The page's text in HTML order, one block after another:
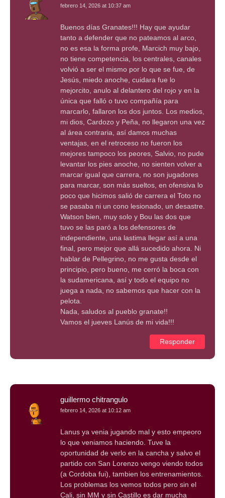
febrero 14, 2026 at 10:37 am
Buenos días Granates!!! Hay que ayudar
tanto a defender que no pateamos al arco,
no es esa la forma profe, Marcich muy bajo,
no tiene competencia, los centrales, canales
volvió a ser el mismo por lo que se fue, de
Jesús, miedo anoche, cuidara fue lo
mejorcito, anulo al delantero del rojo y en la
única que falló o tuvo compañía para
marcarlo, fallaron los dos juntos. Los medios,
mi dios, Cardozo y Peña, no llegaron una vez
al área contraria, así damos muchas
ventajas, en el retroceso no fueron los
mejores tampoco los peores, Salvio, no pude
levantar los pies anoche, no sienten volver a
marcar igual que carrera, no son jugadores
para marcar, son más sueltos, en ofensiva lo
poco que hicimos salió de carrera el Toto no
se pasaba ni un cono lesionado, un desastre.
Watson bien, muy solo y Bou las dos que
tuvo se las paró a los defensores de
independiente, una lastima llegar así a una
final, pero mejor que allá sucedido ahora. Ni
hablar de Pellegrino, no me gusta desde el
principio, pero bueno, me cerró la boca con
la sudamericana, así y todo el equipo no
juega a nada, no sabemos que hacer con la
pelota.
Nada, saludos al pueblo granate!!
Vamos el jueves Lanús de mi vida!!!
Responder
guillermo chitrangulo
febrero 14, 2026 at 10:12 am
Lanus ya venia jugando mal y esto empeoro
lo que veniamos haciendo. Tuve la
oportunidad de verlo en la cancha y salvo el
partido con San Lorenzo vengo viendo todos
(a Cordoba fui), tambien los entrenamientos.
Los problemas los vemos todos pero sin el
Cali, sin MM y sin Castillo es dar mucha